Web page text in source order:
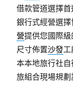
借款管道選擇首
銀行式經營選
營提供您國際
尺寸佈置沙發工
本本地旅行社自
旅組合現場規